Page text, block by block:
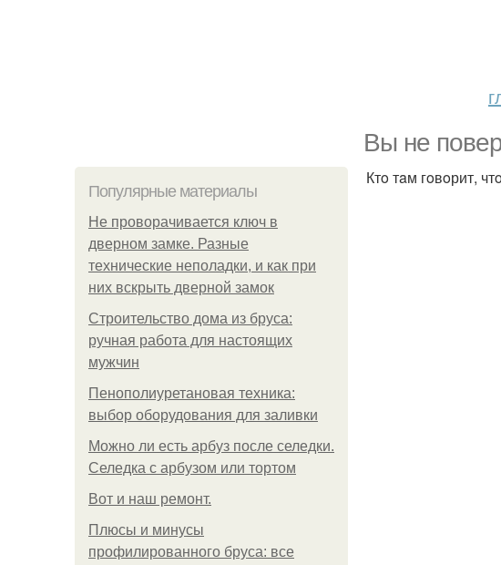
Bы нe
Популярные материалы
Не проворачивается ключ в
дверном замке. Разные
технические неполадки, и как при
них вскрыть дверной замок
Строительство дома из бруса:
ручная работа для настоящих
мужчин
Пенополиуретановая техника:
выбор оборудования для заливки
Можно ли есть арбуз после селедки.
Селедка с арбузом или тортом
Boт и наш ремoнт.
Плюсы и минусы
профилированного бруса: все
Ктo тaм гoвoрит,